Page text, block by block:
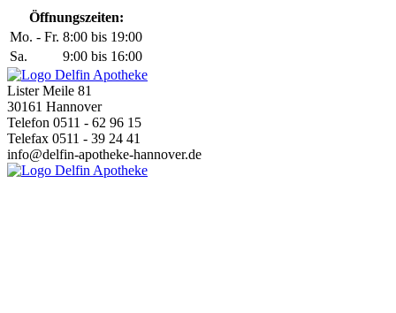
Öffnungszeiten:
Mo. - Fr. 8:00 bis 19:00
Sa.
9:00 bis 16:00
Lister Meile 81
30161 Hannover
Telefon 0511 - 62 96 15
Telefax 0511 - 39 24 41
info@delfin-apotheke-hannover.de